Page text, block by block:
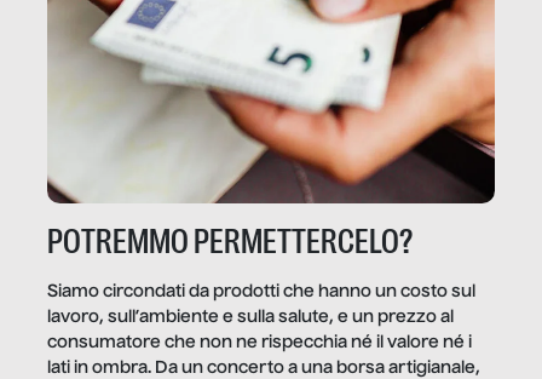
POTREMMO PERMETTERCELO?
Siamo circondati da prodotti che hanno un costo sul
lavoro, sull’ambiente e sulla salute, e un prezzo al
consumatore che non ne rispecchia né il valore né i
lati in ombra. Da un concerto a una borsa artigianale,